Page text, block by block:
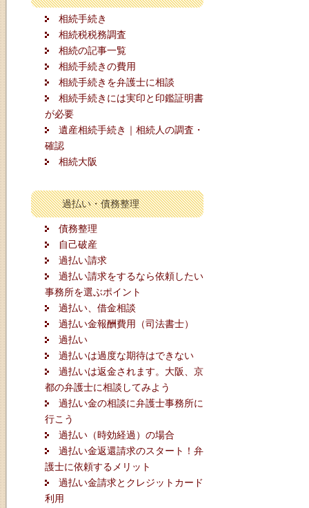
相続手続き
相続税税務調査
相続の記事一覧
相続手続きの費用
相続手続きを弁護士に相談
相続手続きには実印と印鑑証明書
が必要
遺産相続手続き｜相続人の調査・
確認
相続大阪
過払い・債務整理
債務整理
自己破産
過払い請求
過払い請求をするなら依頼したい
事務所を選ぶポイント
過払い、借金相談
過払い金報酬費用（司法書士）
過払い
過払いは過度な期待はできない
過払いは返金されます。大阪、京
都の弁護士に相談してみよう
過払い金の相談に弁護士事務所に
行こう
過払い（時効経過）の場合
過払い金返還請求のスタート！弁
護士に依頼するメリット
過払い金請求とクレジットカード
利用